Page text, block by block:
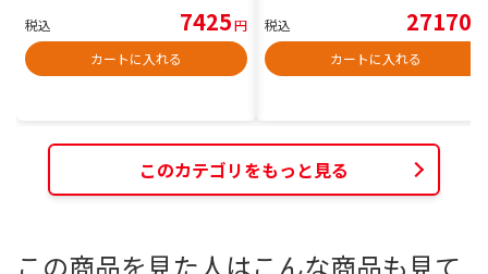
税込 7425円
カートに入れる
税込 27170
カートに入れる
このカテゴリをもっと見る
この商品を見た人はこんな商品も見て